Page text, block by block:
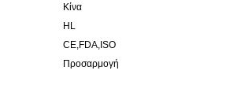
Κίνα
HL
CE,FDA,ISO
Προσαρμογή